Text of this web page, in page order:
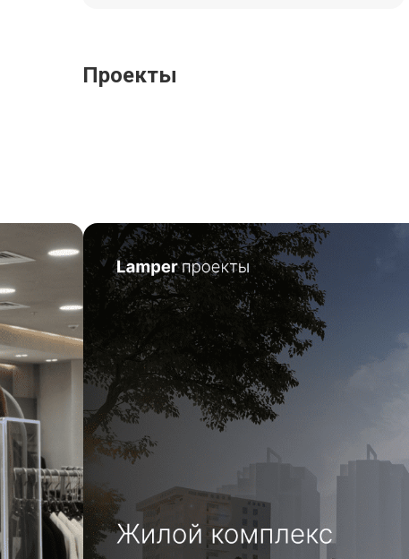
Проекты